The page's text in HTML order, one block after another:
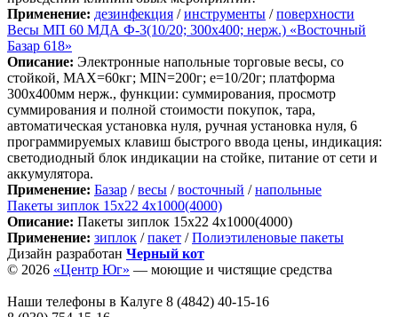
Применение: дезинфекция /инструменты /поверхности
Весы МП 60 МДА Ф-3(10/20; 300х400; нерж.) «Восточный
Базар 618»
Описание: Электронные напольные торговые весы, со
стойкой, MAX=60кг; MIN=200г; e=10/20г; платформа
300х400мм нерж., функции: суммирования, просмотр
cуммирования и полной стоимости покупок, тара,
автоматическая установка нуля, ручная установка нуля, 6
программируемых клавиш быстрого ввода цены, индикация:
светодиодный блок индикации на стойке, питание от сети и
аккумулятора.
Применение: Базар /весы /восточный /напольные
Пакеты зиплок 15х22 4х1000(4000)
Описание: Пакеты зиплок 15х22 4х1000(4000)
Применение: зиплок /пакет /Полиэтиленовые пакеты
Дизайн разработан Черный кот
© 2026 «Центр Юг» — моющие и чистящие средства
Наши телефоны в Калуге 8 (4842) 40-15-16